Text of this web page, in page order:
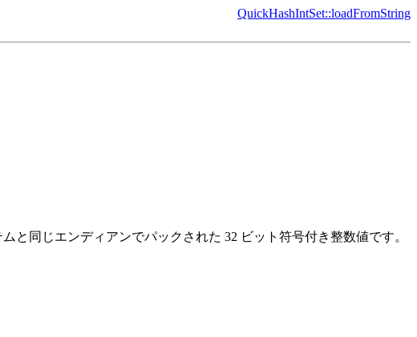
QuickHashIntSet::loadFromString
同じエンディアンでパックされた 32 ビット符号付き整数値です。